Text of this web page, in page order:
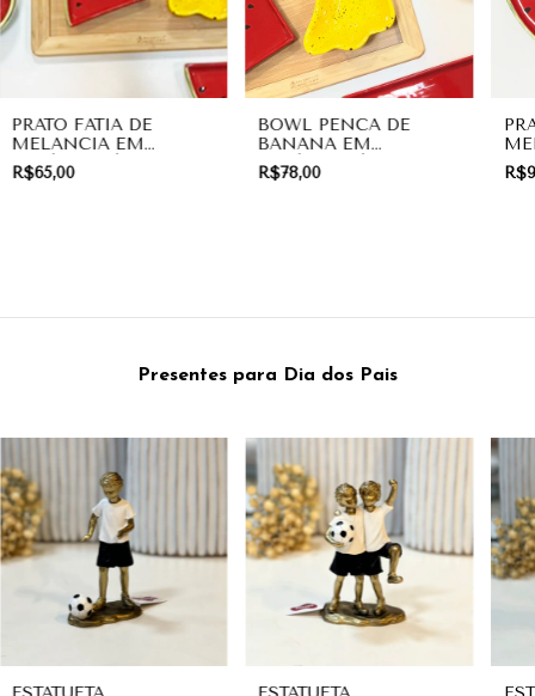
PRATO FATIA DE
MELANCIA EM
CERÂMICA | COLEÇÃO
FRUITS
R$65,00
BOWL PENCA DE
BANANA EM
CERÂMICA | COLEÇÃO
FRUITS
R$78,00
Presentes para Dia dos Pais